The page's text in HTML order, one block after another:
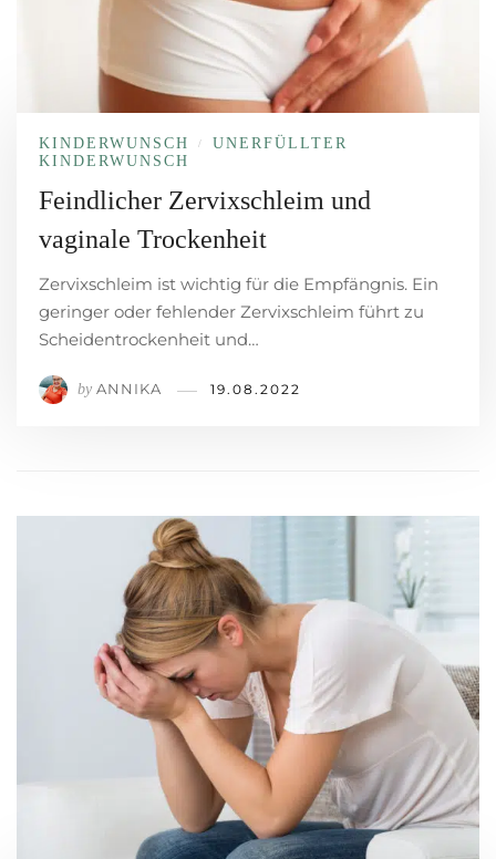
KINDERWUNSCH /
UNERFÜLLTER
KINDERWUNSCH
Feindlicher Zervixschleim und
vaginale Trockenheit
Zervixschleim ist wichtig für die Empfängnis. Ein
geringer oder fehlender Zervixschleim führt zu
Scheidentrockenheit und…
by ANNIKA 19.08.2022